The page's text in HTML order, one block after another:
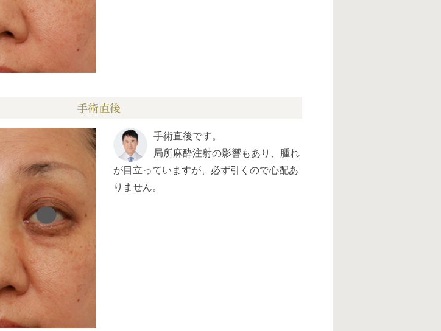
手術直後
手術直後です。
局所麻酔注射の影響もあり、腫れ
が目立っていますが、必ず引くので心配あ
りません。